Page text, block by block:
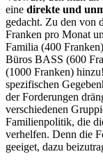
eine direkte und
gedacht. Zu den von
Franken pro Monat
Familia (400
Büros BASS (600
(1000 Franken)
spezifischen
der Forderungen
verschiedenen
Familienpolitik, die
verhelfen. Denn die
geeiget, dazu